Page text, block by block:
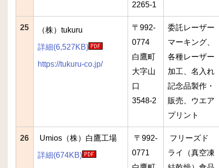
2265-1
25 （株）tukuru
詳細(6,527KB)
https://tukuru-co.jp/
〒992-
0774
白鷹町
大字山
口
3548-2
委託レーザー
マーキング、
各種レーザー
加工、名入れ
記念品製作・
販売、ウエア
プリント
26 Umios（株）白鷹工場
詳細(674KB)
〒992-
0771
フリーズド
ライ（真空凍